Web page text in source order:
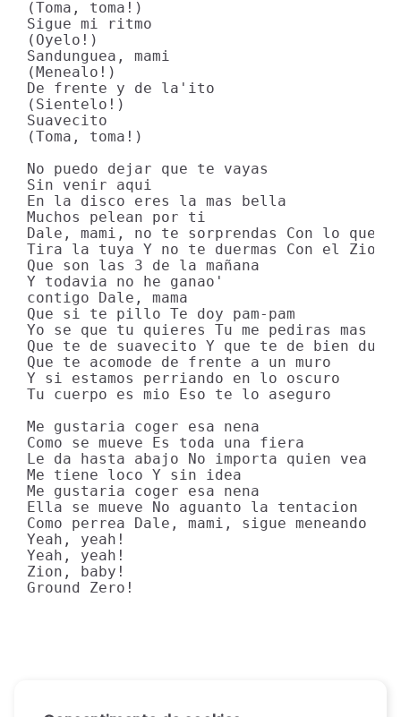
(Toma, toma!)
Sigue mi ritmo
(Oyelo!)
Sandunguea, mami
(Menealo!)
De frente y de la'ito
(Sientelo!)
Suavecito
(Toma, toma!)
No puedo dejar que te vayas
Sin venir aqui
En la disco eres la mas bella
Muchos pelean por ti
Dale, mami, no te sorprendas Con lo que
Tira la tuya Y no te duermas Con el Zion,
Que son las 3 de la mañana
Y todavia no he ganao'
contigo Dale, mama
Que si te pillo Te doy pam-pam
Yo se que tu quieres Tu me pediras mas
Que te de suavecito Y que te de bien duro
Que te acomode de frente a un muro
Y si estamos perriando en lo oscuro
Tu cuerpo es mio Eso te lo aseguro
Me gustaria coger esa nena
Como se mueve Es toda una fiera
Le da hasta abajo No importa quien vea
Me tiene loco Y sin idea
Me gustaria coger esa nena
Ella se mueve No aguanto la tentacion
Como perrea Dale, mami, sigue meneando
Yeah, yeah!
Yeah, yeah!
Zion, baby!
Ground Zero!